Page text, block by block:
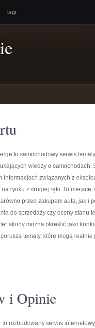
Tagi
to samochodowy serwis
wiedzy o samochodach.
informacjach związanych z
na rynku z drugiej ręki. To
przed zakupem auta, jak i
do sprzedaży czy oceny stanu
strony można określić jako
tematy, które mogą
i Opinie
to rozbudowany serwis